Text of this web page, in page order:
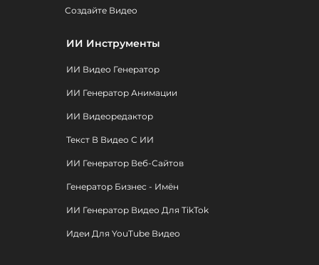
Создайте Видео
ИИ Инструменты
ИИ Видео Генератор
ИИ Генератор Анимации
ИИ Видеоредактор
Текст В Видео С ИИ
ИИ Генератор Веб-Сайтов
Генератор Бизнес - Имён
ИИ Генератор Видео Для TikTok
Идеи Для YouTube Видео